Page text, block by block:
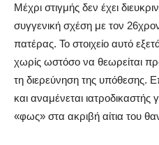
Μέχρι στιγμής δεν έχει
συγγενική σχέση με τον
πατέρας. Το στοιχείο αυτό
χωρίς ωστόσο να θεωρείται
τη διερεύνηση της υπόθεσης.
και αναμένεται ιατροδικαστής
«φως» στα ακριβή αίτια του